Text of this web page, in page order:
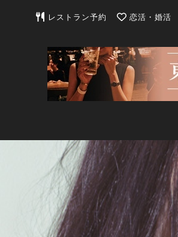
東京カレンダー | 最新のグルメ、
レストラン予約 恋活・婚活